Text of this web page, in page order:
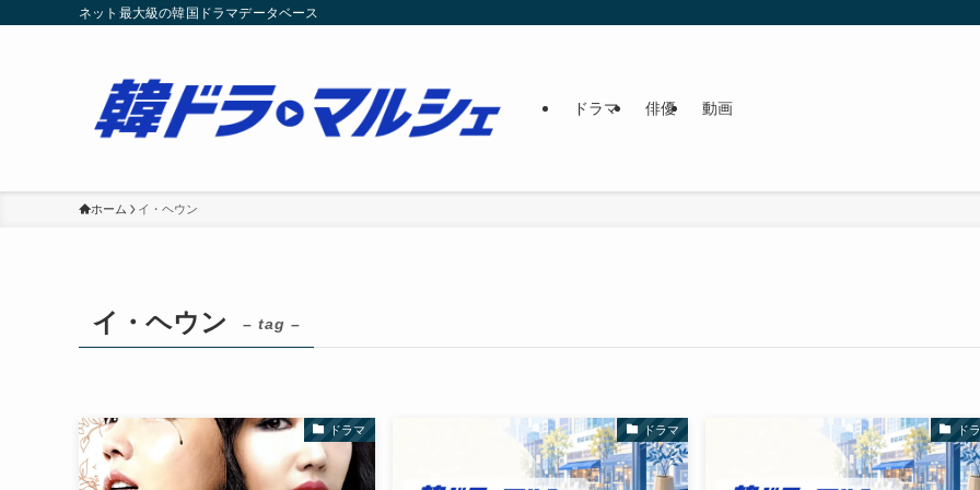
ネット最大級の韓国ドラマデータベース
ドラマ 俳優 動画
ホーム イ・ヘウン
イ・ヘウン – tag –
ドラマ ドラマ ド